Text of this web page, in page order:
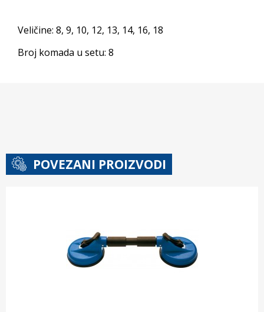
Veličine: 8, 9, 10, 12, 13, 14, 16, 18
Broj komada u setu: 8
POVEZANI PROIZVODI